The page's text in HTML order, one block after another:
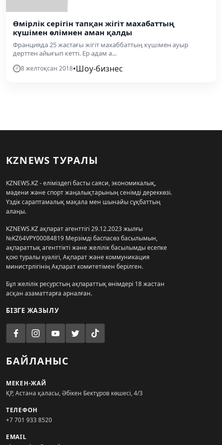
Өмірлік серігін тапқан жігіт махабаттың
күшімен өлімнен аман қалды
Францияда 25 жастағы жігіт махаббаттың күшімен ауыр
дерттен айығып кетті. Ер адам а...
8 желтоқсан 2018•Шоу-бизнес
KZNEWS ТУРАЛЫ
KZNEWS.KZ - еліміздегі басты саяси, экономикалық,
мәдени және спорт жаңалықтарының сенімді дереккөзі.
Үздік сараптамалық мақала мен шынайы сұқбаттың
алаңы.
KZNEWS.KZ ақпарат агенттігі 29.12.2023 жылғы
№KZ64VPY00084819 Мерзімді баспасөз басылымын,
ақпараттық агенттікті және желілік басылымды есепке
қою туралы куәлігі, Ақпарат және коммуникация
министрлігінің Ақпарат комитетімен берілген.
Бұл желілік ресурстың ақпараттық өнімдері 18 жастан
асқан азаматтарға арналған.
БІЗГЕ ЖАЗЫЛУ
БАЙЛАНЫС
МЕКЕН-ЖАЙ
ҚР, Астана қаласы, Әбікен Бектұров көшесі, 4/3
ТЕЛЕФОН
+7 701 933 8520
EMAIL